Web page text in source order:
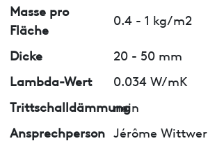
Masse pro
Fläche
0.4 - 1 kg/m2
Dicke
20 - 50 mm
Lambda-Wert
0.034 W/mK
Trittschalldämmung
nein
Ansprechperson Jérôme Wittwer